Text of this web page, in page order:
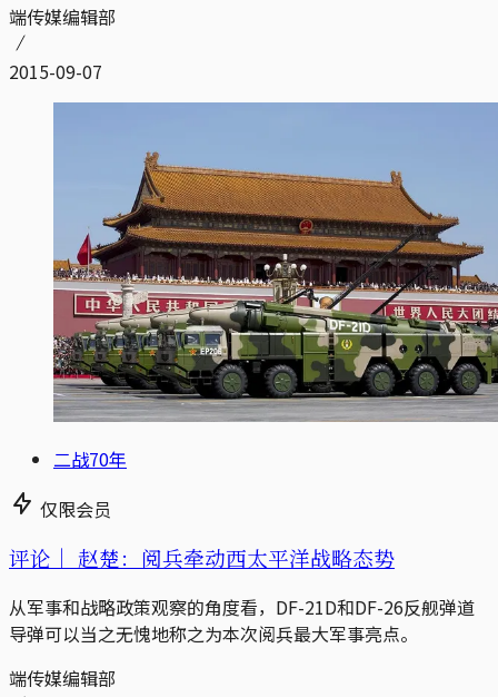
端传媒编辑部
2015-09-07
二战70年
仅限会员
评论｜ 赵楚：阅兵牵动西太平洋战略态势
从军事和战略政策观察的角度看，DF-21D和DF-26反舰弹道
导弹可以当之无愧地称之为本次阅兵最大军事亮点。
端传媒编辑部